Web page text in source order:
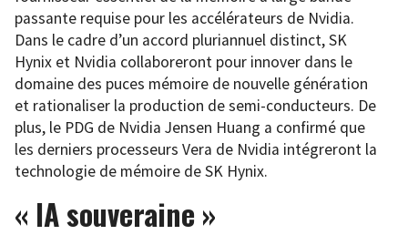
passante requise pour les accélérateurs de Nvidia.
Dans le cadre d’un accord pluriannuel distinct, SK
Hynix et Nvidia collaboreront pour innover dans le
domaine des puces mémoire de nouvelle génération
et rationaliser la production de semi-conducteurs. De
plus, le PDG de Nvidia Jensen Huang a confirmé que
les derniers processeurs Vera de Nvidia intégreront la
technologie de mémoire de SK Hynix.
« IA souveraine »